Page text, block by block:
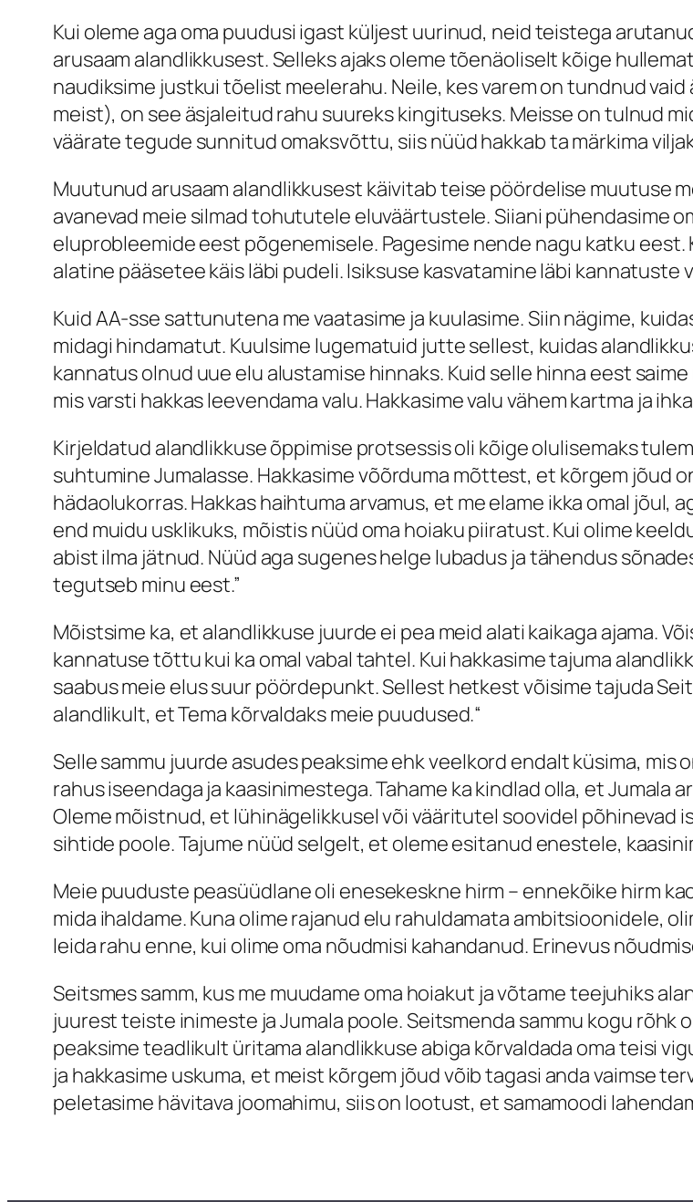
Kui oleme aga oma puudusi igast küljest uurinud, neid teistega
arusaam alandlikkusest. Selleks ajaks oleme tõenäoliselt kõige
naudiksime justkui tõelist meelerahu. Neile, kes varem on tundnud
meist), on see äsjaleitud rahu suureks kingituseks. Meisse on tulnud
väärate tegude sunnitud omaksvõttu, siis nüüd hakkab ta märkima
Muutunud arusaam alandlikkusest käivitab teise pöördelise muutuse
avanevad meie silmad tohututele eluväärtustele. Siiani pühendasime
eluprobleemide eest põgenemisele. Pagesime nende nagu katku
alatine pääsetee käis läbi pudeli. Isiksuse kasvatamine läbi
Kuid AA-sse sattunutena me vaatasime ja kuulasime. Siin nägime,
midagi hindamatut. Kuulsime lugematuid jutte sellest, kuidas
kannatus olnud uue elu alustamise hinnaks. Kuid selle hinna eest
mis varsti hakkas leevendama valu. Hakkasime valu vähem kartma ja
Kirjeldatud alandlikkuse õppimise protsessis oli kõige olulisemaks
suhtumine Jumalasse. Hakkasime võõrduma mõttest, et kõrgem jõud
hädaolukorras. Hakkas haihtuma arvamus, et me elame ikka omal jõul,
end muidu usklikuks, mõistis nüüd oma hoiaku piiratust. Kui olime
abist ilma jätnud. Nüüd aga sugenes helge lubadus ja tähendus
tegutseb minu eest.”
Mõistsime ka, et alandlikkuse juurde ei pea meid alati kaikaga ajama.
kannatuse tõttu kui ka omal vabal tahtel. Kui hakkasime tajuma
saabus meie elus suur pöördepunkt. Sellest hetkest võisime tajuda
alandlikult, et Tema kõrvaldaks meie puudused.“
Selle sammu juurde asudes peaksime ehk veelkord endalt küsima,
rahus iseendaga ja kaasinimestega. Tahame ka kindlad olla, et Jumala
Oleme mõistnud, et lühinägelikkusel või vääritutel soovidel põhinevad
sihtide poole. Tajume nüüd selgelt, et oleme esitanud enestele,
Meie puuduste peasüüdlane oli enesekeskne hirm – ennekõike hirm
mida ihaldame. Kuna olime rajanud elu rahuldamata ambitsioonidele,
leida rahu enne, kui olime oma nõudmisi kahandanud. Erinevus
Seitsmes samm, kus me muudame oma hoiakut ja võtame teejuhiks
juurest teiste inimeste ja Jumala poole. Seitsmenda sammu kogu rõhk
peaksime teadlikult üritama alandlikkuse abiga kõrvaldada oma teisi
ja hakkasime uskuma, et meist kõrgem jõud võib tagasi anda vaimse
peletasime hävitava joomahimu, siis on lootust, et samamoodi